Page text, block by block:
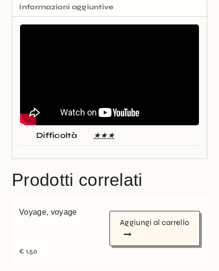
Informazioni aggiuntive
Difficoltà ★★★
Prodotti correlati
Voyage, voyage
€ 1,50
Aggiungi al carrello